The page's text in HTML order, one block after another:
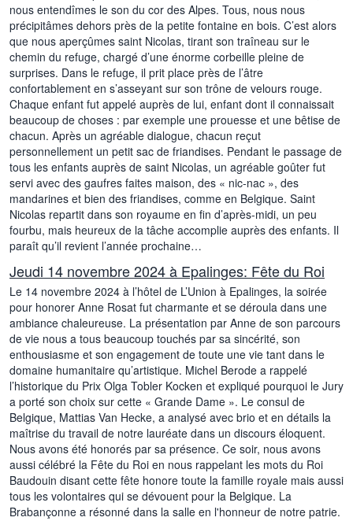
nous entendîmes le son du cor des Alpes. Tous, nous nous
précipitâmes dehors près de la petite fontaine en bois. C’est alors
que nous aperçûmes saint Nicolas, tirant son traîneau sur le
chemin du refuge, chargé d’une énorme corbeille pleine de
surprises. Dans le refuge, il prit place près de l’âtre
confortablement en s’asseyant sur son trône de velours rouge.
Chaque enfant fut appelé auprès de lui, enfant dont il connaissait
beaucoup de choses : par exemple une prouesse et une bêtise de
chacun. Après un agréable dialogue, chacun reçut
personnellement un petit sac de friandises. Pendant le passage de
tous les enfants auprès de saint Nicolas, un agréable goûter fut
servi avec des gaufres faites maison, des « nic-nac », des
mandarines et bien des friandises, comme en Belgique. Saint
Nicolas repartit dans son royaume en fin d’après-midi, un peu
fourbu, mais heureux de la tâche accomplie auprès des enfants. Il
paraît qu’il revient l’année prochaine…
Jeudi 14 novembre 2024 à Epalinges: Fête du Roi
Le 14 novembre 2024 à l’hôtel de L’Union à Epalinges, la soirée
pour honorer Anne Rosat fut charmante et se déroula dans une
ambiance chaleureuse. La présentation par Anne de son parcours
de vie nous a tous beaucoup touchés par sa sincérité, son
enthousiasme et son engagement de toute une vie tant dans le
domaine humanitaire qu’artistique. Michel Berode a rappelé
l’historique du Prix Olga Tobler Kocken et expliqué pourquoi le Jury
a porté son choix sur cette « Grande Dame ». Le consul de
Belgique, Mattias Van Hecke, a analysé avec brio et en détails la
maîtrise du travail de notre lauréate dans un discours éloquent.
Nous avons été honorés par sa présence. Ce soir, nous avons
aussi célébré la Fête du Roi en nous rappelant les mots du Roi
Baudouin disant cette fête honore toute la famille royale mais aussi
tous les volontaires qui se dévouent pour la Belgique. La
Brabançonne a résonné dans la salle en l'honneur de notre patrie.